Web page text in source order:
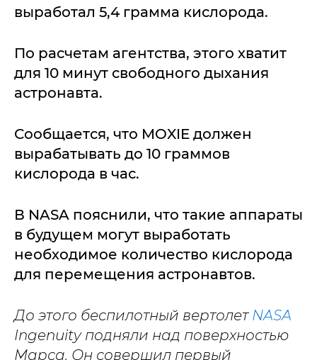
выработал 5,4 грамма кислорода.
По расчетам агентства, этого хватит
для 10 минут свободного дыхания
астронавта.
Сообщается, что MOXIE должен
вырабатывать до 10 граммов
кислорода в час.
В NASA пояснили, что такие аппараты
в будущем могут выработать
необходимое количество кислорода
для перемещения астронавтов.
До этого беспилотный вертолет NASA
Ingenuity подняли над поверхностью
Марса. Он совершил первый